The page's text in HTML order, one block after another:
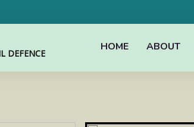
DEFENCE
ABOUT
HOME